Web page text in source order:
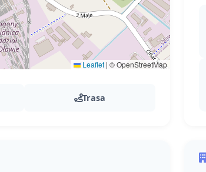
Leaflet | © OpenStreetMap
Trasa